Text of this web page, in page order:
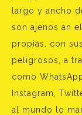
largo y ancho
son ajenos an
propias, con
peligrosos, a
como
Instagram,
al mundo lo